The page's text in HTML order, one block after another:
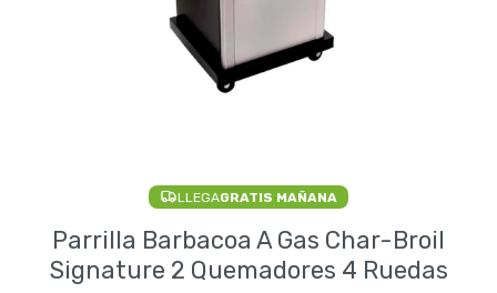
LLEGAGRATIS MAÑANA
Parrilla Barbacoa A Gas Char-Broil
Signature 2 Quemadores 4 Ruedas
Electrodomésticos
Pequeños electrodomésticos